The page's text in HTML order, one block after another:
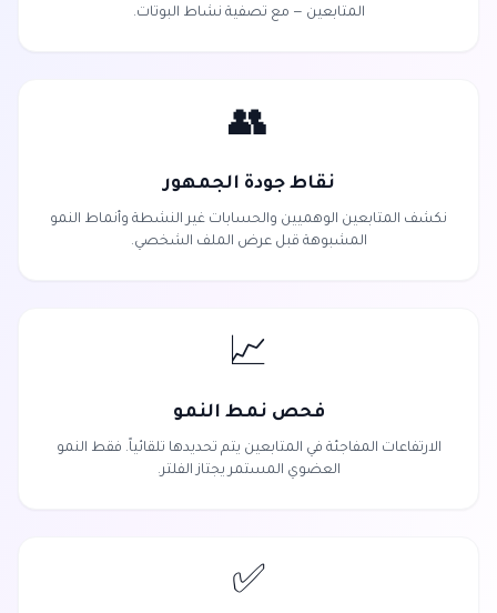
المتابعين — مع تصفية نشاط البوتات.
👥
نقاط جودة الجمهور
نكشف المتابعين الوهميين والحسابات غير النشطة وأنماط النمو
المشبوهة قبل عرض الملف الشخصي.
📈
فحص نمط النمو
الارتفاعات المفاجئة في المتابعين يتم تحديدها تلقائياً. فقط النمو
العضوي المستمر يجتاز الفلتر.
✅